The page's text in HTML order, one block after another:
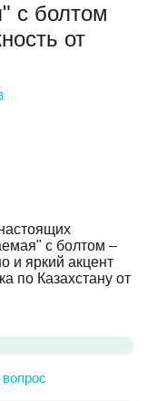
с болтом
от
с болтом –
и яркий акцент
по Казахстану от